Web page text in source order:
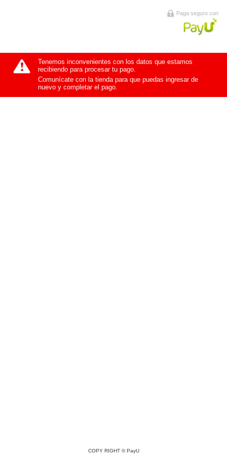
Paga seguro con
Tenemos inconvenientes con los datos que estamos
recibiendo para procesar tu pago.
Comunícate con la tienda para que puedas ingresar de
nuevo y completar el pago.
COPY RIGHT ©PayU